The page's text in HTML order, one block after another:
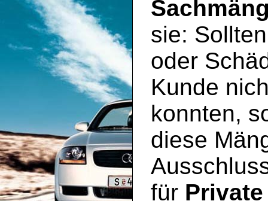
sie:
oder
Kunde
konnten,
diese
für